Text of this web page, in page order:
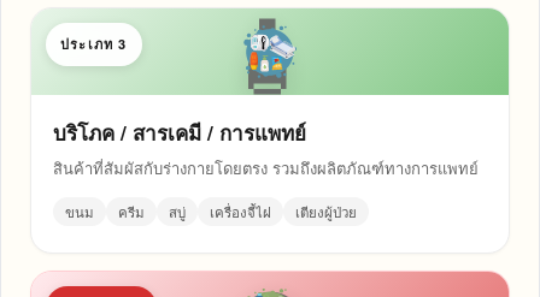
ประเภท 3
บริโภค / สารเคมี / การแพทย์
สินค้าที่สัมผัสกับร่างกายโดยตรง รวมถึงผลิตภัณฑ์ทางการแพทย์
ขนม ครีม สบู่ เครื่องจี้ไฝ เตียงผู้ป่วย